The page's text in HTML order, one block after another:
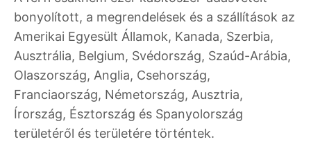
bonyolított, a megrendelések és a szállítások az
Amerikai Egyesült Államok, Kanada, Szerbia,
Ausztrália, Belgium, Svédország, Szaúd-Arábia,
Olaszország, Anglia, Csehország,
Franciaország, Németország, Ausztria,
Írország, Észtország és Spanyolország
területéről és területére történtek.